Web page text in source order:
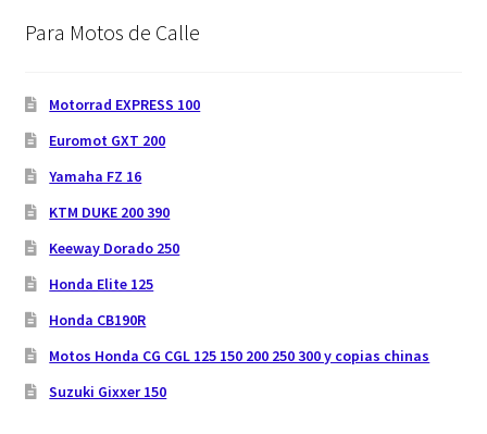
Para Motos de Calle
Motorrad EXPRESS 100
Euromot GXT 200
Yamaha FZ 16
KTM DUKE 200 390
Keeway Dorado 250
Honda Elite 125
Honda CB190R
Motos Honda CG CGL 125 150 200 250 300 y copias chinas
Suzuki Gixxer 150